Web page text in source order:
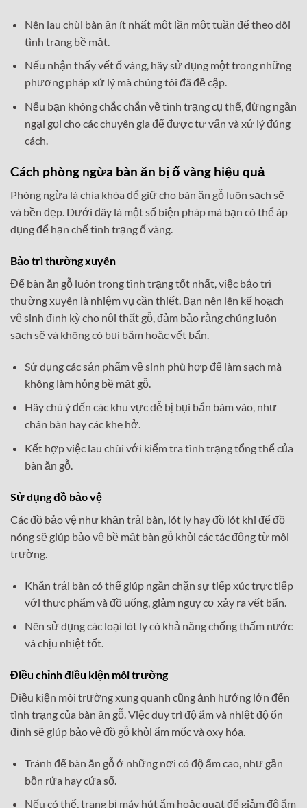
Nên lau chùi bàn ăn ít nhất một lần một tuần để theo dõi
tình trạng bề mặt.
Nếu nhận thấy vết ố vàng, hãy sử dụng một trong những
phương pháp xử lý mà chúng tôi đã đề cập.
Nếu bạn không chắc chắn về tình trạng cụ thể, đừng ngần
ngại gọi cho các chuyên gia để được tư vấn và xử lý đúng
cách.
Cách phòng ngừa bàn ăn bị ố vàng hiệu quả
Phòng ngừa là chìa khóa để giữ cho bàn ăn gỗ luôn sạch sẽ
và bền đẹp. Dưới đây là một số biện pháp mà bạn có thể áp
dụng để hạn chế tình trạng ố vàng.
Bảo trì thường xuyên
Để bàn ăn gỗ luôn trong tình trạng tốt nhất, việc bảo trì
thường xuyên là nhiệm vụ cần thiết. Bạn nên lên kế hoạch
vệ sinh định kỳ cho nội thất gỗ, đảm bảo rằng chúng luôn
sạch sẽ và không có bụi bặm hoặc vết bẩn.
Sử dụng các sản phẩm vệ sinh phù hợp để làm sạch mà
không làm hỏng bề mặt gỗ.
Hãy chú ý đến các khu vực dễ bị bụi bẩn bám vào, như
chân bàn hay các khe hở.
Kết hợp việc lau chùi với kiểm tra tình trạng tổng thể của
bàn ăn gỗ.
Sử dụng đồ bảo vệ
Các đồ bảo vệ như khăn trải bàn, lót ly hay đồ lót khi để đồ
nóng sẽ giúp bảo vệ bề mặt bàn gỗ khỏi các tác động từ môi
trường.
Khăn trải bàn có thể giúp ngăn chặn sự tiếp xúc trực tiếp
với thực phẩm và đồ uống, giảm nguy cơ xảy ra vết bẩn.
Nên sử dụng các loại lót ly có khả năng chống thấm nước
và chịu nhiệt tốt.
Điều chỉnh điều kiện môi trường
Điều kiện môi trường xung quanh cũng ảnh hưởng lớn đến
tình trạng của bàn ăn gỗ. Việc duy trì độ ẩm và nhiệt độ ổn
định sẽ giúp bảo vệ đồ gỗ khỏi ẩm mốc và oxy hóa.
Tránh để bàn ăn gỗ ở những nơi có độ ẩm cao, như gần
bồn rửa hay cửa sổ.
Nếu có thể, trang bị máy hút ẩm hoặc quạt để giảm độ ẩm